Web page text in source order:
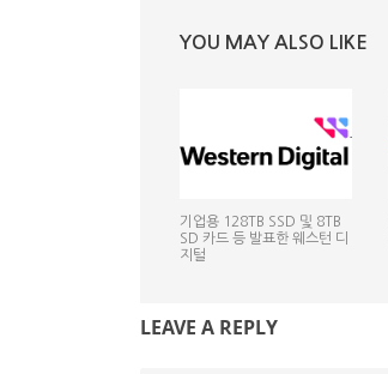
YOU MAY ALSO LIKE
기업용 128TB SSD 및 8TB
SD 카드 등 발표한 웨스턴 디
지털
LEAVE A REPLY